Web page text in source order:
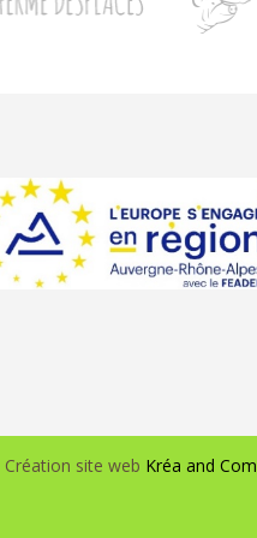
Création site web Kréa and Com